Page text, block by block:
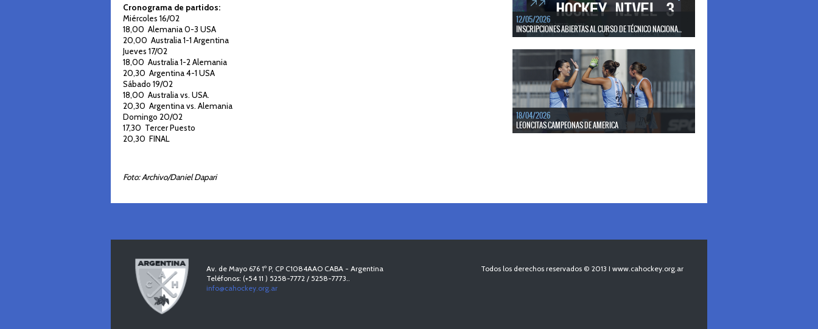
Cronograma de partidos:
Miércoles 16/02
18,00 Alemania 0-3 USA
20,00 Australia 1-1 Argentina
Jueves 17/02
18,00 Australia 1-2 Alemania
20,30 Argentina 4-1 USA
Sábado 19/02
18,00 Australia vs. USA.
20,30 Argentina vs. Alemania
Domingo 20/02
17,30 Tercer Puesto
20,30 FINAL
Foto: Archivo/Daniel Dapari
12/05/2026
INSCRIPCIONES ABIERTAS AL CURSO DE TÉCNICO NACIONA...
18/04/2026
LEONCITAS CAMPEONAS DE AMERICA
Av. de Mayo 676 1º P, CP C1084AAO CABA - Argentina
Teléfonos: (+54 11 ) 5258-7772 / 5258-7773..
info@cahockey.org.ar
Todos los derechos reservados © 2013 I www.cahockey.org.ar